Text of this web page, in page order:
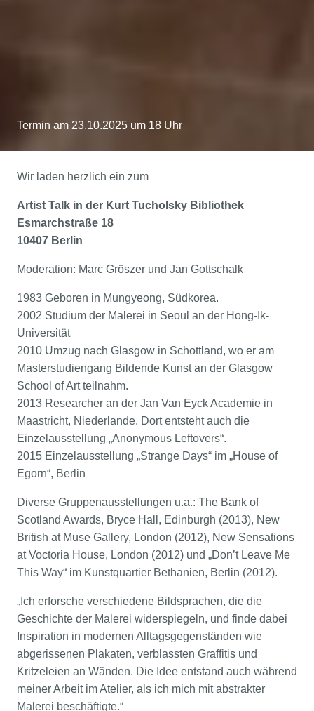
Termin am 23.10.2025 um 18 Uhr
Wir laden herzlich ein zum
Artist Talk in der Kurt Tucholsky Bibliothek
Esmarchstraße 18
10407 Berlin
Moderation: Marc Gröszer und Jan Gottschalk
1983 Geboren in Mungyeong, Südkorea.
2002 Studium der Malerei in Seoul an der Hong-Ik-
Universität
2010 Umzug nach Glasgow in Schottland, wo er am
Masterstudiengang Bildende Kunst an der Glasgow
School of Art teilnahm.
2013 Researcher an der Jan Van Eyck Academie in
Maastricht, Niederlande. Dort entsteht auch die
Einzelausstellung „Anonymous Leftovers“.
2015 Einzelausstellung „Strange Days“ im „House of
Egorn“, Berlin
Diverse Gruppenausstellungen u.a.: The Bank of
Scotland Awards, Bryce Hall, Edinburgh (2013), New
British at Muse Gallery, London (2012), New Sensations
at Voctoria House, London (2012) und „Don’t Leave Me
This Way“ im Kunstquartier Bethanien, Berlin (2012).
„Ich erforsche verschiedene Bildsprachen, die die
Geschichte der Malerei widerspiegeln, und finde dabei
Inspiration in modernen Alltagsgegenständen wie
abgerissenen Plakaten, verblassten Graffitis und
Kritzeleien an Wänden. Die Idee entstand auch während
meiner Arbeit im Atelier, als ich mich mit abstrakter
Malerei beschäftigte.“